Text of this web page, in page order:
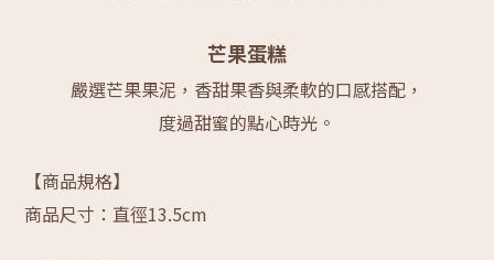
芒果蛋糕
嚴選芒果果泥，香甜果香與柔軟的口感搭配，
度過甜蜜的點心時光。
【商品規格】
商品尺寸：直徑13.5cm